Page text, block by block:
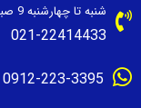
شنبه تا چهارشنبه 9 صبح تا 5 عصر
021-22414433
0912-223-3395